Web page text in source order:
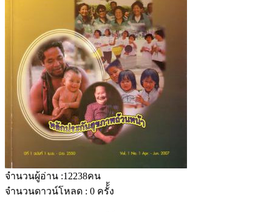
จำนวนผู้อ่าน :12238คน
จำนวนดาวน์โหลด : 0 ครั้้ง